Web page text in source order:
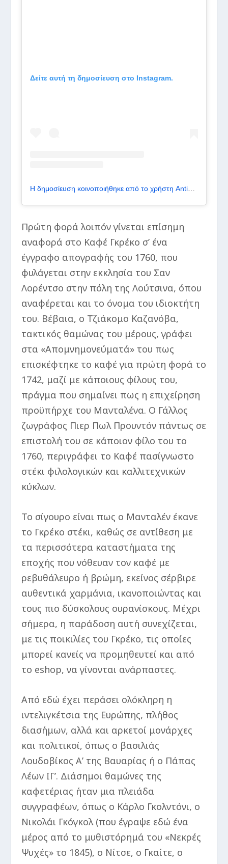
Δείτε αυτή τη δημοσίευση στο Instagram.
Η δημοσίευση κοινοποιήθηκε από το χρήστη Antico Caffè Greco (@anticocaffegreco)
Πρώτη φορά λοιπόν γίνεται επίσημη
αναφορά στο Καφέ Γκρέκο σ’ ένα
έγγραφο απογραφής του 1760, που
φυλάγεται στην εκκλησία του Σαν
Λορέντσο στην πόλη της Λούτσινα, όπου
αναφέρεται και το όνομα του ιδιοκτήτη
του. Βέβαια, ο Τζιάκομο Καζανόβα,
τακτικός θαμώνας του μέρους, γράφει
στα «Απομνημονεύματά» του πως
επισκέφτηκε το καφέ για πρώτη φορά το
1742, μαζί με κάποιους φίλους του,
πράγμα που σημαίνει πως η επιχείρηση
προϋπήρχε του Μανταλένα. Ο Γάλλος
ζωγράφος Πιερ Πωλ Προυντόν πάντως σε
επιστολή του σε κάποιον φίλο του το
1760, περιγράφει το Καφέ πασίγνωστο
στέκι φιλολογικών και καλλιτεχνικών
κύκλων.
Το σίγουρο είναι πως ο Μανταλέν έκανε
το Γκρέκο στέκι, καθώς σε αντίθεση με
τα περισσότερα καταστήματα της
εποχής που νόθευαν τον καφέ με
ρεβυθάλευρο ή βρώμη, εκείνος σέρβιρε
αυθεντικά χαρμάνια, ικανοποιώντας και
τους πιο δύσκολους ουρανίσκους. Μέχρι
σήμερα, η παράδοση αυτή συνεχίζεται,
με τις ποικιλίες του Γκρέκο, τις οποίες
μπορεί κανείς να προμηθευτεί και από
το eshop, να γίνονται ανάρπαστες.
Από εδώ έχει περάσει ολόκληρη η
ιντελιγκέτσια της Ευρώπης, πλήθος
διασήμων, αλλά και αρκετοί μονάρχες
και πολιτικοί, όπως ο βασιλιάς
Λουδοβίκος Α’ της Βαυαρίας ή ο Πάπας
Λέων ΙΓ’. Διάσημοι θαμώνες της
καφετέριας ήταν μια πλειάδα
συγγραφέων, όπως ο Κάρλο Γκολντόνι, ο
Νικολάι Γκόγκολ (που έγραψε εδώ ένα
μέρος από το μυθιστόρημά του «Νεκρές
Ψυχές» το 1845), ο Νίτσε, ο Γκαίτε, ο